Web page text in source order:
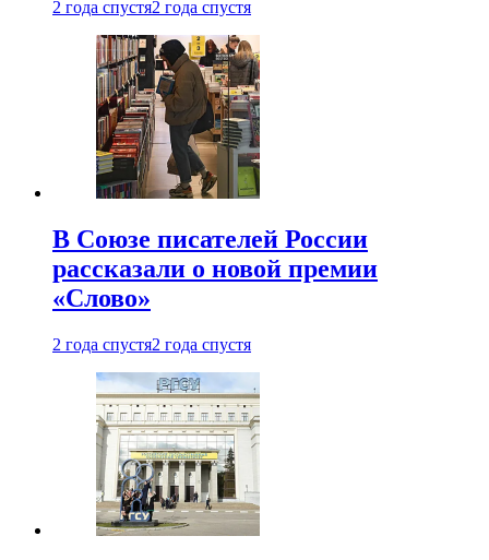
2 года спустя2 года спустя
В Союзе писателей России
рассказали о новой премии
«Слово»
2 года спустя2 года спустя